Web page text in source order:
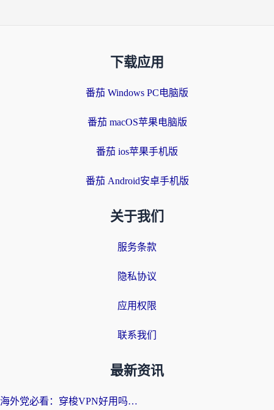
下载应用
番茄 Windows PC电脑版
番茄 macOS苹果电脑版
番茄 ios苹果手机版
番茄 Android安卓手机版
关于我们
服务条款
隐私协议
应用权限
联系我们
最新资讯
海外党必看：穿梭VPN好用吗？和云帆VPN对比哪个回国效果更好？附真实测评+避坑指南